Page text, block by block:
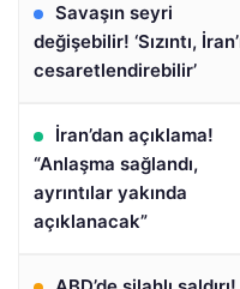
Savaşın seyri
değişebilir! ‘Sızıntı,
cesaretlendirebilir’
İran’dan açıklama!
“Anlaşma sağlandı,
ayrıntılar yakında
açıklanacak”